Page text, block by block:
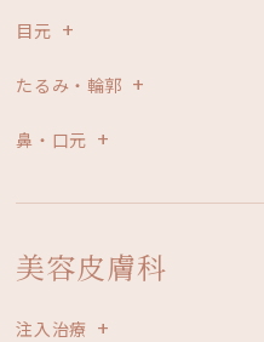
目元
たるみ・輪郭
鼻・口元
美容皮膚科
注入治療